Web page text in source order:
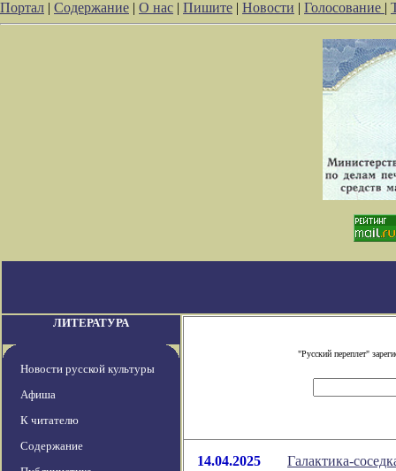
Портал | Содержание | О нас | Пишите | Новости | Голосование |
ЛИТЕРАТУРА
Новости русской культуры
Афиша
К читателю
Содержание
"Русский переплет"
14.04.2025
Галактика-